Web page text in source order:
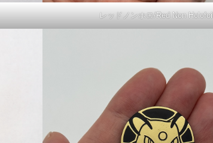
レッドノンホロ/Red Non Holofoil